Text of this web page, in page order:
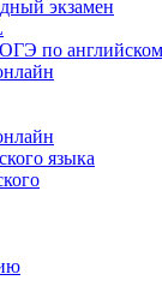
экзамен
по
языка